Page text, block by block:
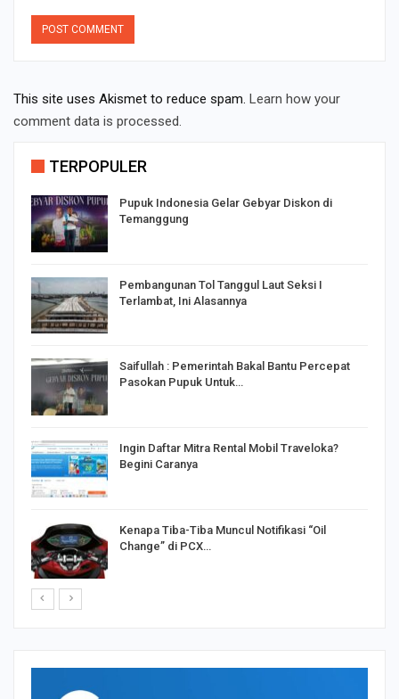
This site uses Akismet to reduce spam. Learn how your
comment data is processed.
TERPOPULER
Pupuk Indonesia Gelar Gebyar Diskon di
Temanggung
Pembangunan Tol Tanggul Laut Seksi I
Terlambat, Ini Alasannya
Saifullah : Pemerintah Bakal Bantu Percepat
Pasokan Pupuk Untuk…
Ingin Daftar Mitra Rental Mobil Traveloka?
Begini Caranya
Kenapa Tiba-Tiba Muncul Notifikasi “Oil
Change” di PCX…